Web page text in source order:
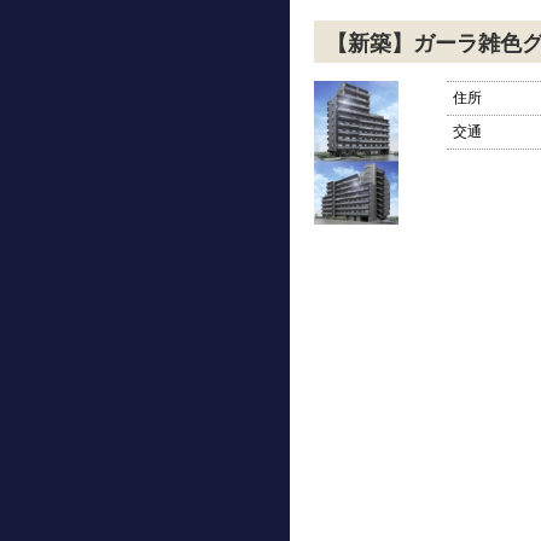
【新築】ガーラ雑色
住所
交通